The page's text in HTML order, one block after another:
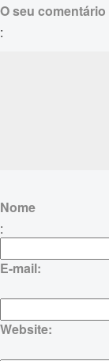
O seu comentário
:
Nome
:
E-mail:
Website: